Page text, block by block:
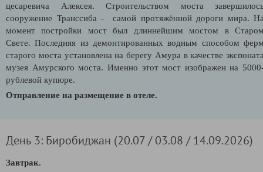
цесаревича Алексея. Строительством моста
сооружение Транссиба - самой протяжённой дороги мира.
момент постройки мост был длиннейшим мостом в
Свете. Последняя из демонтированных водным способом
старого моста установлена на берегу Амура в качестве
музея Амурского моста. Именно этот мост изображен на
рублевой купюре.
Отправление на размещение в отеле.
День 3: Биробиджан (20.07 / 03.08 / 14.09.2026)
Завтрак.